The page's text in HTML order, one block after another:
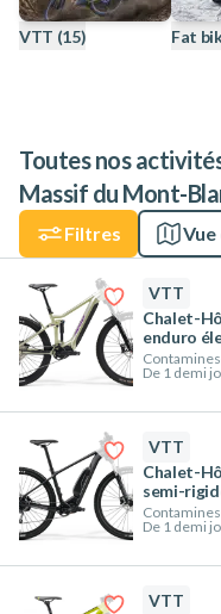
VTT (15) Fat
Toutes nos
Massif du Mont-
Filtres
VTT
Chalet-
enduro
De 1 demi
VTT
Chalet-
semi-
De 1 demi
VTT